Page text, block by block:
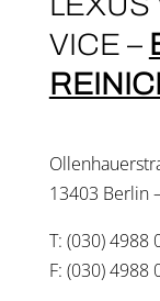
VICE –
13403 Ber­lin
T: (030) 4988
F: (030) 4988